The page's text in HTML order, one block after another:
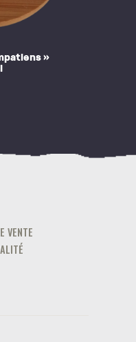
»
VENTE